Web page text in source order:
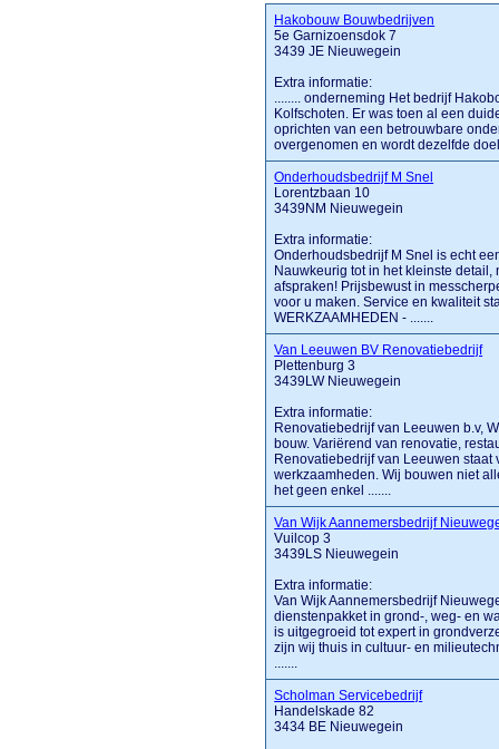
Hakobouw Bouwbedrijven
5e Garnizoensdok 7
3439 JE Nieuwegein
Extra informatie:
........ onderneming Het bedrijf
Kolfschoten. Er was toen al een
oprichten van een betrouwbare
overgenomen en wordt dezelfde
Onderhoudsbedrijf M Snel
Lorentzbaan 10
3439NM Nieuwegein
Extra informatie:
Onderhoudsbedrijf M Snel is echt
Nauwkeurig tot in het kleinste
afspraken! Prijsbewust in
voor u maken. Service en kwaliteit
WERKZAAMHEDEN - .......
Van Leeuwen BV Renovatiebedrijf
Plettenburg 3
3439LW Nieuwegein
Extra informatie:
Renovatiebedrijf van Leeuwen b.v,
bouw. Variërend van renovatie,
Renovatiebedrijf van Leeuwen
werkzaamheden. Wij bouwen niet
het geen enkel .......
Van Wijk Aannemersbedrijf
Vuilcop 3
3439LS Nieuwegein
Extra informatie:
Van Wijk Aannemersbedrijf
dienstenpakket in grond-, weg- en
is uitgegroeid tot expert in
zijn wij thuis in cultuur- en
.......
Scholman Servicebedrijf
Handelskade 82
3434 BE Nieuwegein